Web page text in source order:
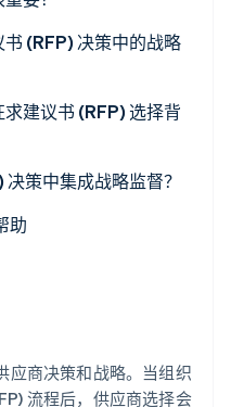
(RFP) 决策中的战略
建议书 (RFP) 选择背
策中集成战略监督？
助
应商决策和战略。当组织
流程后，供应商选择会